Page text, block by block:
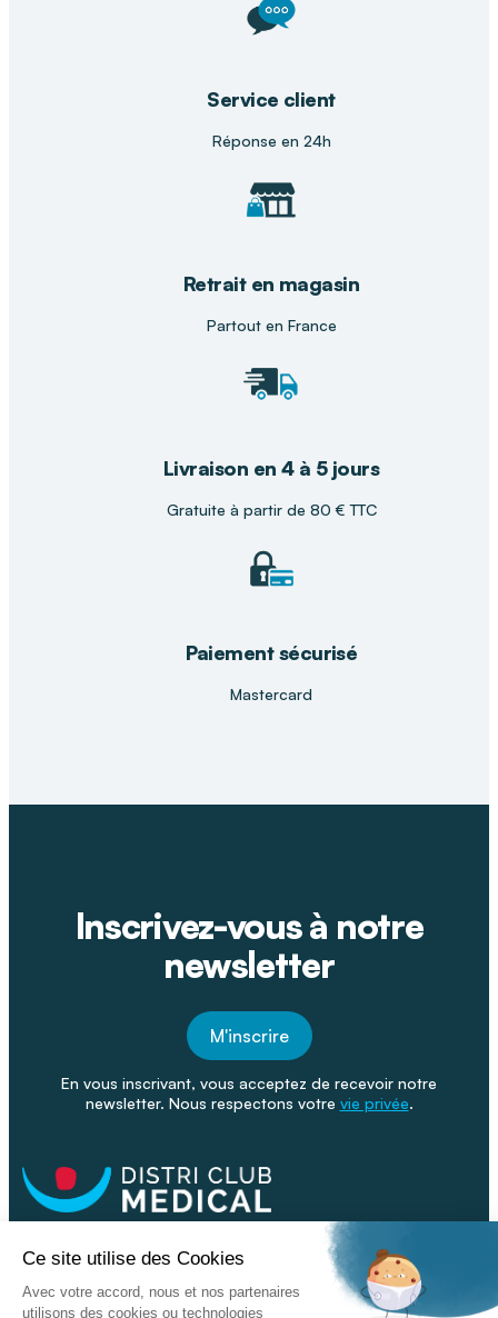
Service client
Réponse en 24h
Retrait en magasin
Partout en France
Livraison en 4 à 5 jours
Gratuite à partir de 80 € TTC
Paiement sécurisé
Mastercard
Inscrivez-vous à notre
newsletter
M'inscrire
En vous inscrivant, vous acceptez de recevoir notre
newsletter. Nous respectons votre vie privée.
Nos catalogues
Nos conseils - Blog